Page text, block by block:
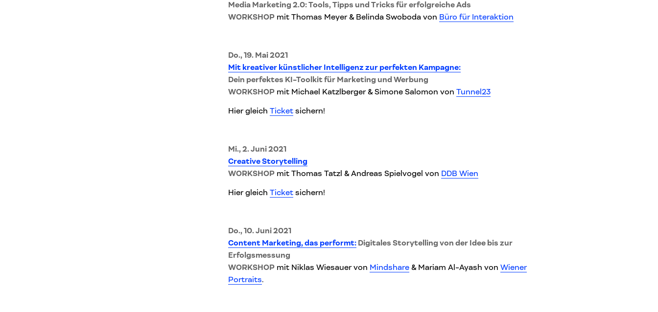
Media Marketing 2.0: Tools, Tipps und Tricks für erfolgreiche Ads
WORKSHOPmit Thomas Meyer & Belinda Swoboda von Büro für Interaktion
Do., 19. Mai 2021
Mit kreativer künstlicher Intelligenz zur perfekten Kampagne:
Dein perfektes KI-Toolkit für Marketing und Werbung
WORKSHOPmit Michael Katzlberger & Simone Salomon von Tunnel23
Hier gleich Ticketsichern!
Mi., 2. Juni 2021
Creative Storytelling
WORKSHOPmit Thomas Tatzl & Andreas Spielvogel von DDB Wien
Hier gleich Ticketsichern!
Do., 10. Juni 2021
Content Marketing, das performt:Digitales Storytelling von der Idee bis zur
Erfolgsmessung
WORKSHOPmit Niklas Wiesauer von Mindshare& Mariam Al-Ayash von Wiener
Portraits.